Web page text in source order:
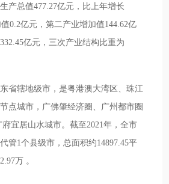
产总值477.27亿元，比上年增长
0.2亿元，第二产业增加值144.62亿
亿元，三次产业结构比重为
省辖地级市，是粤港澳大湾区、珠江
点城市，广佛肇经济圈、广州都市圈
宜居山水城市。截至2021年，全市
管1个县级市，总面积约14897.45平
万 。